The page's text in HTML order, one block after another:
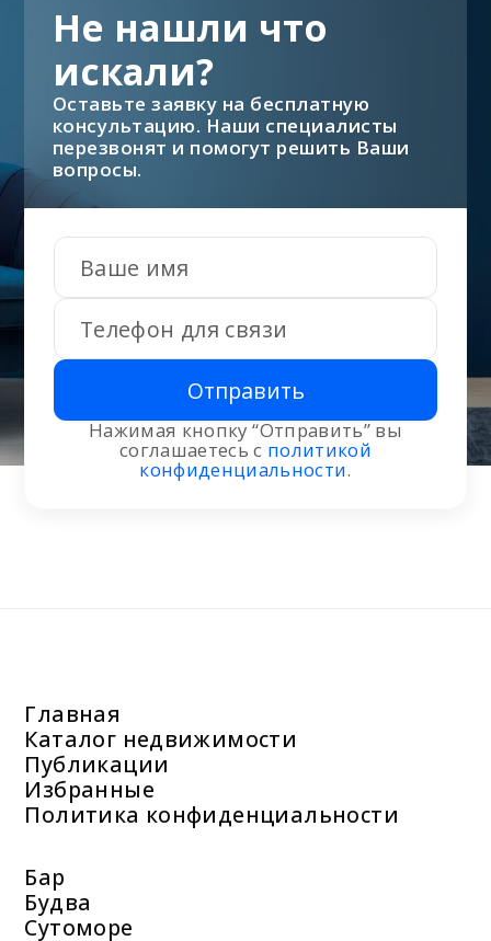
Отправить
Нажимая кнопку “Отправить” вы
соглашаетесь с политикой
конфиденциальности.
Не нашли что
искали?
Оставьте заявку на бесплатную
консультацию. Наши специалисты
перезвонят и помогут решить Ваши
вопросы.
Главная
Каталог недвижимости
Публикации
Избранные
Политика конфиденциальности
Бар
Будва
Сутоморе